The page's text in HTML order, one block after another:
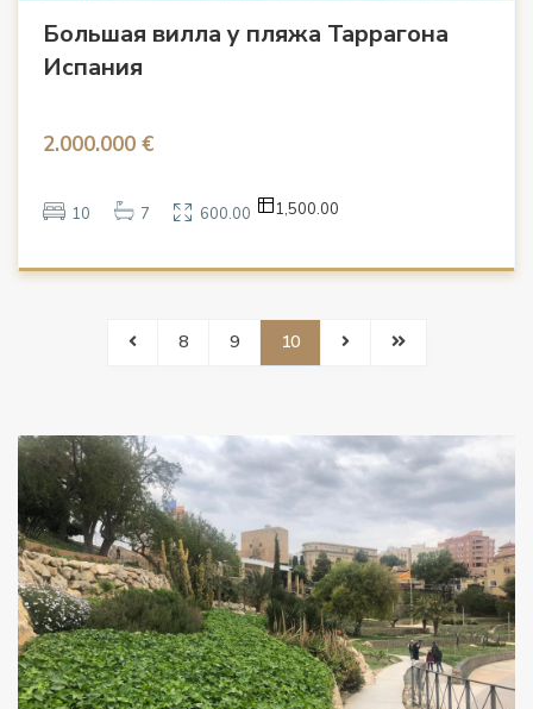
Большая вилла у пляжа Таррагона
Испания
2.000.000 €
10 7 600.00 1,500.00
8 9 10